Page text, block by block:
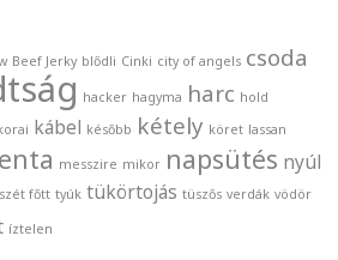
Beef Jerky blődli Cinki city of angels csoda
hacker hagyma harc hold
kábel később kétely köret lassan
messzire mikor napsütés nyúl
szét főtt tyúk tükörtojás tüszős verdák vödör
íztelen